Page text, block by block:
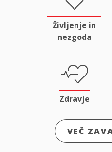
Življenje in
nezgoda
Zdravje
VEČ